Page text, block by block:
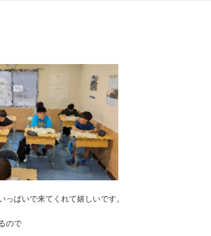
ぱいで来てくれて嬉しいです。
ので